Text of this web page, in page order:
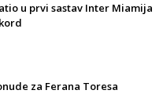
u prvi sastav Inter Miamija
za Ferana Toresa